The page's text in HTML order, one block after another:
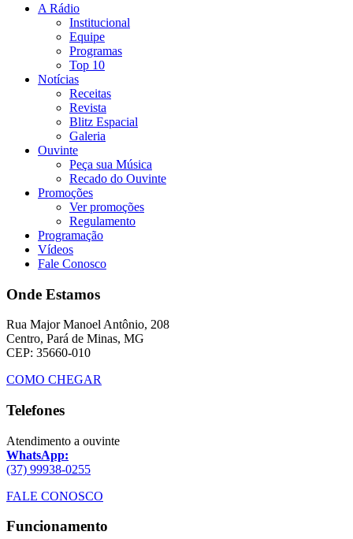
A Rádio
Institucional
Equipe
Programas
Top 10
Notícias
Receitas
Revista
Blitz Espacial
Galeria
Ouvinte
Peça sua Música
Recado do Ouvinte
Promoções
Ver promoções
Regulamento
Programação
Vídeos
Fale Conosco
Onde Estamos
Rua Major Manoel Antônio, 208
Centro, Pará de Minas, MG
CEP: 35660-010
COMO CHEGAR
Telefones
Atendimento a ouvinte
WhatsApp:
(37) 99938-0255
FALE CONOSCO
Funcionamento